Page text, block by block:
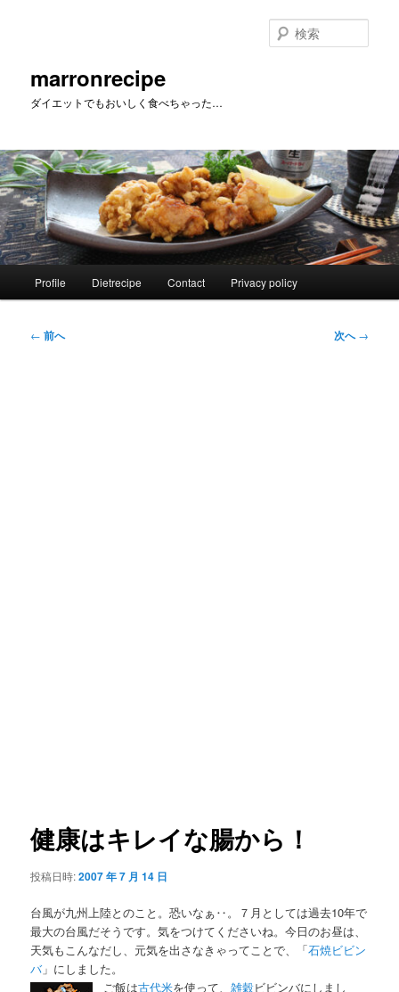
へ
移
動
marronrecipe
ダイエットでもおいしく食べちゃった…
索
Profile Dietrecipe Contact Privacy policy
投
← 前へ 次へ→
健康はキレイな腸から！
投稿日時:2007 年 7 月 14 日
台風が九州上陸とのこと。恐いなぁ‥。７月としては過去10年で
最大の台風だそうです。気をつけてくださいね。今日のお昼は、
天気もこんなだし、元気を出さなきゃってことで、「石焼ビビン
バ」にしました。
ご飯は古代米を使って、雑穀ビビンバにしまし